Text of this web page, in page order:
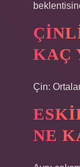
KAÇ
Çin:
NE